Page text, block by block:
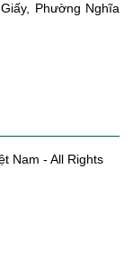
Phường Nghĩa
Nam - All Rights